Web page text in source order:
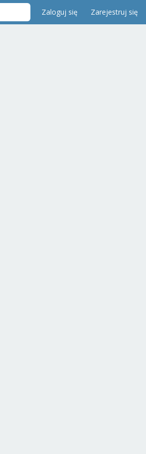
Zaloguj się Zarejestruj się